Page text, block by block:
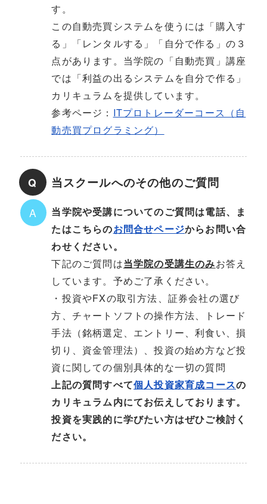
す。
この自動売買システムを使うには「購入す
る」「レンタルする」「自分で作る」の３
点があります。当学院の「自動売買」講座
では「利益の出るシステムを自分で作る」
カリキュラムを提供しています。
参考ページ： ITプロトレーダーコース（自
動売買プログラミング）
Q 当スクールへのその他のご質問
A
当学院や受講についてのご質問は電話、ま
たはこちらのお問合せページからお問い合
わせください。
下記のご質問は当学院の受講生のみお答え
しています。予めご了承ください。
・投資やFXの取引方法、証券会社の選び
方、チャートソフトの操作方法、トレード
手法（銘柄選定、エントリー、利食い、損
切り、資金管理法）、投資の始め方など投
資に関しての個別具体的な一切の質問
上記の質問すべて個人投資家育成コースの
カリキュラム内にてお伝えしております。
投資を実践的に学びたい方はぜひご検討く
ださい。